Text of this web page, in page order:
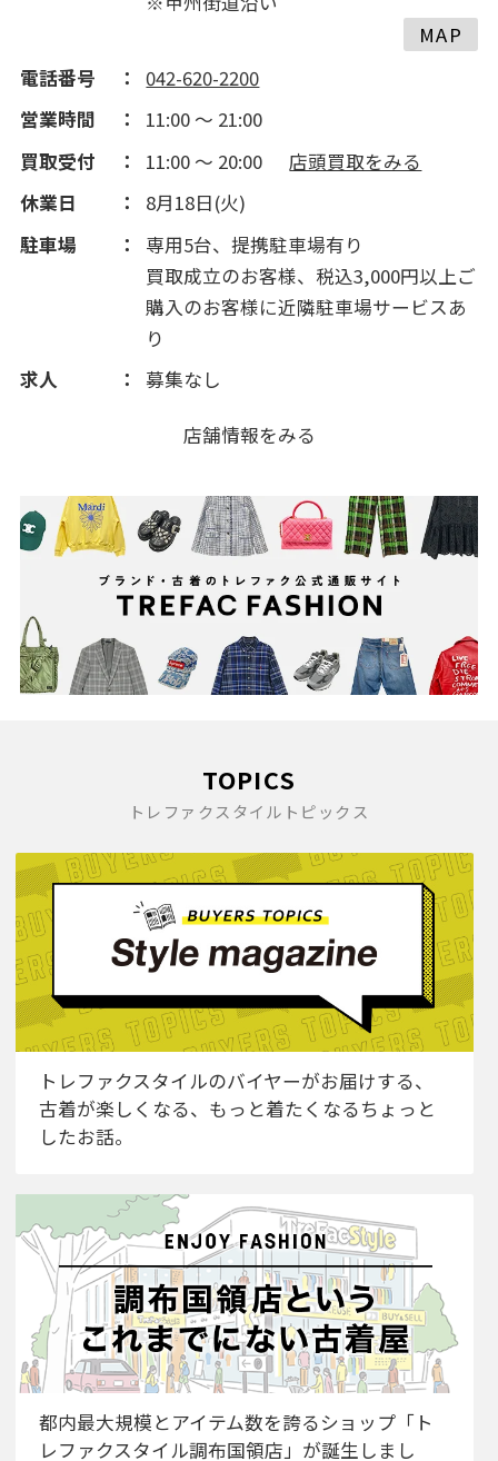
MAP
電話番号
042-620-2200
営業時間
11:00 ～ 21:00
買取受付
11:00 ～ 20:00
店頭買取をみる
休業日
8月18日(火)
駐車場
専用5台、提携駐車場有り
買取成立のお客様、税込3,000円以上ご
購入のお客様に近隣駐車場サービスあ
り
求人
募集なし
店舗情報をみる
TOPICS
トレファクスタイルトピックス
トレファクスタイルのバイヤーがお届けする、
古着が楽しくなる、もっと着たくなるちょっと
したお話。
都内最大規模とアイテム数を誇るショップ「ト
レファクスタイル調布国領店」が誕生しまし